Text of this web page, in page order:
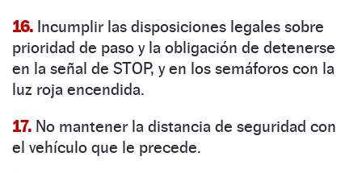
16. Incumplir las disposiciones legales sobre
prioridad de paso y la obligación de detenerse
en la señal de STOP, y en los semáforos con la
luz roja encendida.
17. No mantener la distancia de seguridad con
el vehículo que le precede.